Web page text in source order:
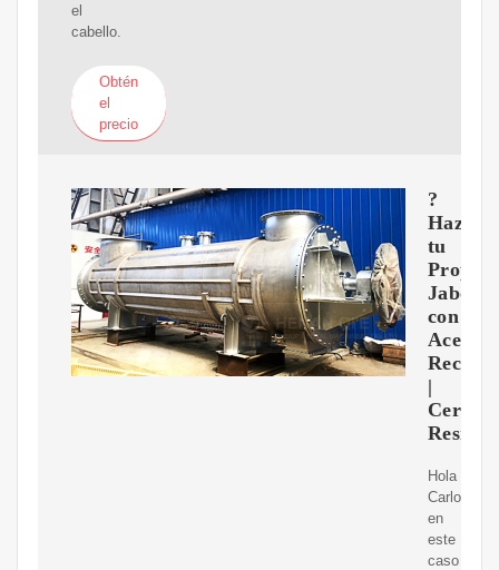
el
cabello.
Obtén
el
precio
?
Haz
tu
Propio
Jabón
con
Aceite
|
Cero
Hola
Carlos,
en
este
caso